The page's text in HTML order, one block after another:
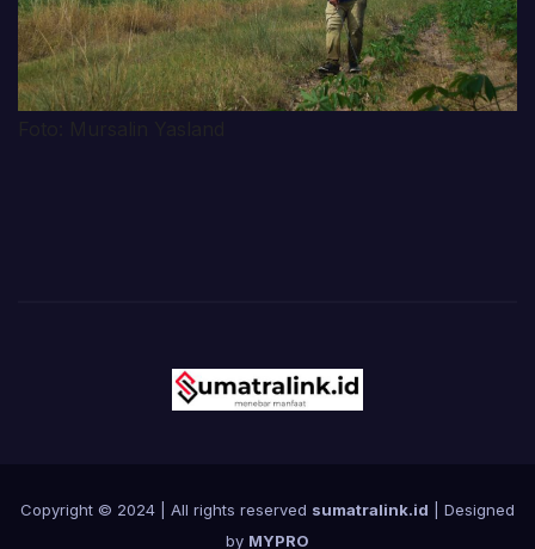
Copyright © 2024 | All rights reserved sumatralink.id | Designed
by MYPRO